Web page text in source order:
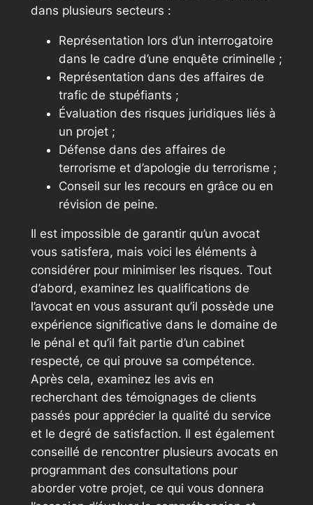
dans plusieurs secteurs :
Représentation lors d’un interrogatoire
dans le cadre d’une enquête criminelle ;
Représentation dans des affaires de
trafic de stupéfiants ;
Évaluation des risques juridiques liés à
un projet ;
Défense dans des affaires de
terrorisme et d’apologie du terrorisme ;
Conseil sur les recours en grâce ou en
révision de peine.
Il est impossible de garantir qu’un avocat
vous satisfera, mais voici les éléments à
considérer pour minimiser les risques. Tout
d’abord, examinez les qualifications de
l’avocat en vous assurant qu’il possède une
expérience significative dans le domaine de
le pénal et qu’il fait partie d’un cabinet
respecté, ce qui prouve sa compétence.
Après cela, examinez les avis en
recherchant des témoignages de clients
passés pour apprécier la qualité du service
et le degré de satisfaction. Il est également
conseillé de rencontrer plusieurs avocats en
programmant des consultations pour
aborder votre projet, ce qui vous donnera